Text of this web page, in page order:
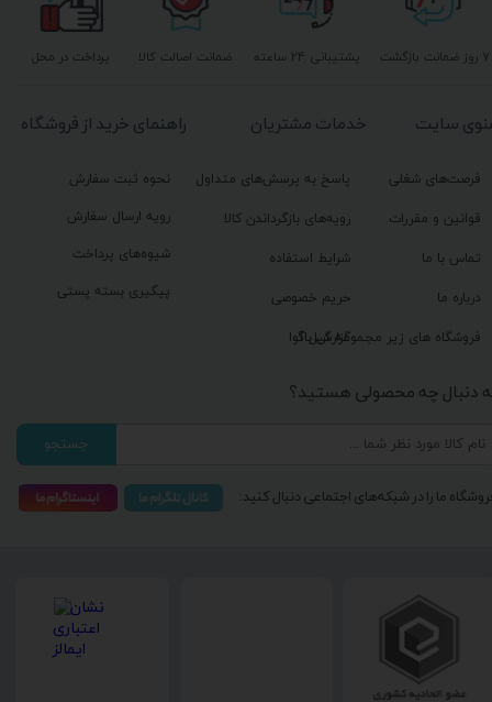
پشتیبانی ۲۴ ساعته پرداخت در محل ۷ روز ضمانت بازگشت ضمانت اصالت کالا
راهنمای خرید از فروشگاه
نحوه ثبت سفارش
رویه ارسال سفارش
شیوه‌های پرداخت
پیگیری بسته پستی
خدمات مشتریان
پاسخ به پرسش‌های متداول
رویه‌های بازگرداندن کالا
شرایط استفاده
حریم خصوصی
گزارش باگ
سایت
فرصت‌های شغلی
قوانین و مقررات
تماس با ما
درباره ما
فروشگاه های زیر مجموعه گیل آوا
دنبال چه محصولی هستید؟
جستجو
ما را در شبکه‌های اجتماعی دنبال کنید: